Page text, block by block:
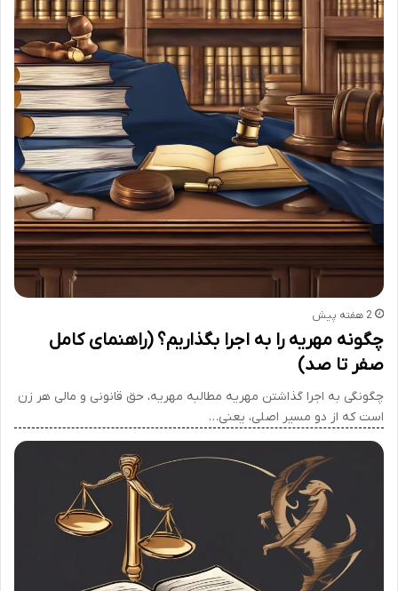
2 هفته پیش
چگونه مهریه را به اجرا بگذاریم؟ (راهنمای کامل
صفر تا صد)
چگونگی به اجرا گذاشتن مهریه مطالبه مهریه، حق قانونی و مالی هر زن
است که از دو مسیر اصلی، یعنی…